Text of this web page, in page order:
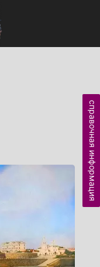
справочная информация